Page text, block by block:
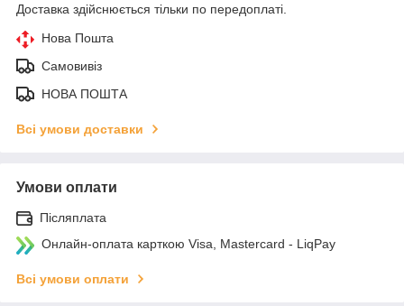
Доставка здійснюється тільки по передоплаті.
Нова Пошта
Самовивіз
НОВА ПОШТА
Всі умови доставки
Умови оплати
Післяплата
Онлайн-оплата карткою Visa, Mastercard - LiqPay
Всі умови оплати